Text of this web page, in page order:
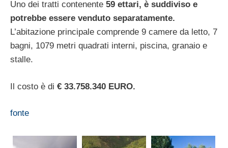
Uno dei tratti contenente 59 ettari, è suddiviso e
potrebbe essere venduto separatamente.
L’abitazione principale comprende 9 camere da letto, 7
bagni, 1079 metri quadrati interni, piscina, granaio e
stalle.
Il costo è di € 33.758.340 EURO.
fonte